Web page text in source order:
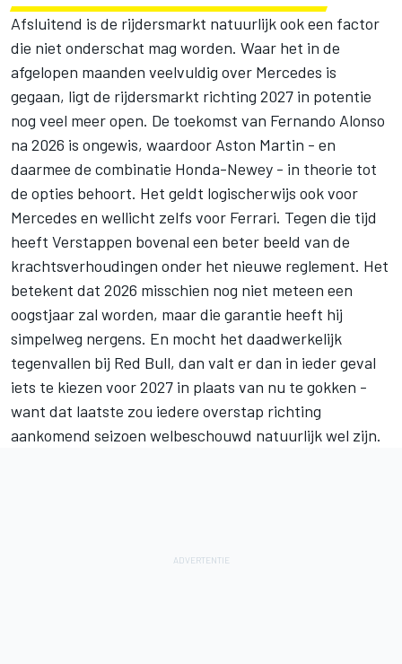
Afsluitend is de rijdersmarkt natuurlijk ook een factor
die niet onderschat mag worden. Waar het in de
afgelopen maanden veelvuldig over Mercedes is
gegaan, ligt de rijdersmarkt richting 2027 in potentie
nog veel meer open. De toekomst van Fernando Alonso
na 2026 is ongewis, waardoor Aston Martin - en
daarmee de combinatie Honda-Newey - in theorie tot
de opties behoort. Het geldt logischerwijs ook voor
Mercedes en wellicht zelfs voor Ferrari. Tegen die tijd
heeft Verstappen bovenal een beter beeld van de
krachtsverhoudingen onder het nieuwe reglement. Het
betekent dat 2026 misschien nog niet meteen een
oogstjaar zal worden, maar die garantie heeft hij
simpelweg nergens. En mocht het daadwerkelijk
tegenvallen bij Red Bull, dan valt er dan in ieder geval
iets te kiezen voor 2027 in plaats van nu te gokken -
want dat laatste zou iedere overstap richting
aankomend seizoen welbeschouwd natuurlijk wel zijn.